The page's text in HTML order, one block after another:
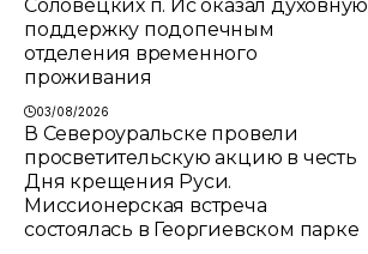
Соловецких п. Ис оказал духовную
поддержку подопечным
отделения временного
проживания
03/08/2026
В Североуральске провели
просветительскую акцию в честь
Дня крещения Руси.
Миссионерская встреча
состоялась в Георгиевском парке